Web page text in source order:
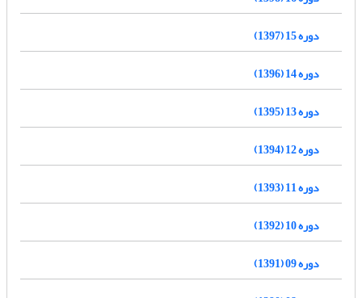
دوره 15 (1397)
دوره 14 (1396)
دوره 13 (1395)
دوره 12 (1394)
دوره 11 (1393)
دوره 10 (1392)
دوره 09 (1391)